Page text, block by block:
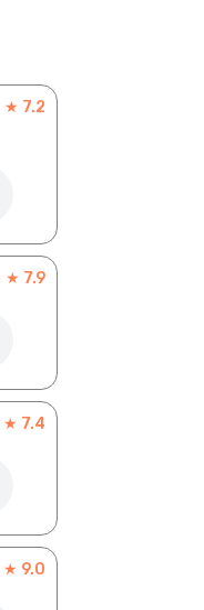
★ 7.2
★ 7.9
★ 7.4
★ 9.0